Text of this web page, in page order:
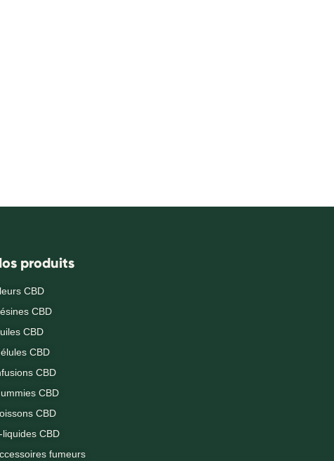
produits
CBD
CBD
CBD
CBD
CBD
CBD
CBD
liquides CBD
fumeurs